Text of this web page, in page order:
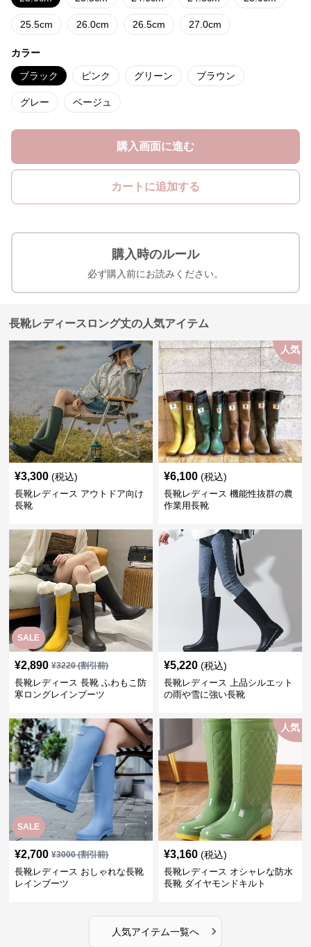
カラー
ブラック
グレー ベージュ
必ず購入前にお読みください。
長靴レディースロング丈の人気アイテム
¥3,300 (税込)
長靴レディース アウトドア向け
長靴
¥6,100 (税込)
長靴レディース 機能性抜群の農
作業用長靴
SALE
¥2,890 ¥ 3220(割引前)
長靴レディース 長靴 ふわもこ防
寒ロングレインブーツ
(税込)
長靴レディース 上品シルエット
の雨や雪に強い長靴
SALE
¥2,700 3000 (割引前)
長靴レディース おしゃれな長靴
レインブーツ
¥3,160 (税込)
長靴レディース オシャレな防水
長靴 ダイヤモンドキルト